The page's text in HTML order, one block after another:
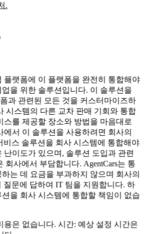
.
플랫폼에 이 플랫폼을 완전히 통합해야
을 위한 솔루션입니다. 이 솔루션을
과 관련된 모든 것을 커스터마이즈하
시스템의 다른 교차 판매 기회와 통합
스를 제공할 장소와 방법을 마음대로
에서 이 솔루션을 사용하려면 회사의
비스 솔루션을 회사 시스템에 통합해야
난이도가 있으며, 솔루션 도입과 관련
회사에서 부담합니다. AgentCars는 통
는 데 요금을 부과하지 않으며 회사의
질문에 답하여 IT 팀을 지원합니다. 하
션을 회사 시스템에 통합할 책임이 없습
용은 없습니다. 시간: 예상 설정 시간은